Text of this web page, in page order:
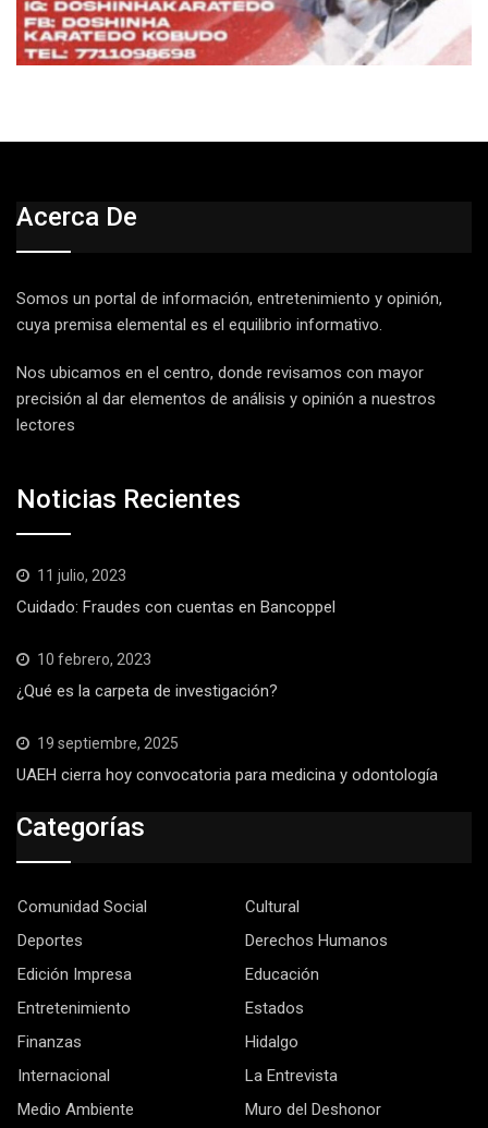
Acerca De
Somos un portal de información, entretenimiento y opinión,
cuya premisa elemental es el equilibrio informativo.
Nos ubicamos en el centro, donde revisamos con mayor
precisión al dar elementos de análisis y opinión a nuestros
lectores
Noticias Recientes
11 julio, 2023
Cuidado: Fraudes con cuentas en Bancoppel
10 febrero, 2023
¿Qué es la carpeta de investigación?
19 septiembre, 2025
UAEH cierra hoy convocatoria para medicina y odontología
Categorías
Comunidad Social
Cultural
Deportes
Derechos Humanos
Edición Impresa
Educación
Entretenimiento
Estados
Finanzas
Hidalgo
Internacional
La Entrevista
Medio Ambiente
Muro del Deshonor